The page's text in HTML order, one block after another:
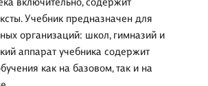
Учебник предназначен для
организаций: школ, гимназий и
аппарат учебника содержит
как на базовом, так и на